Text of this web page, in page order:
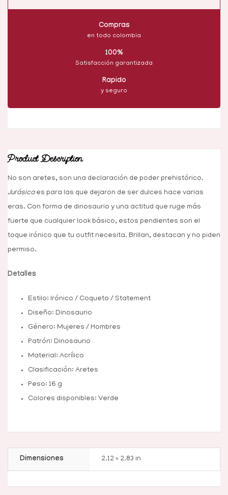
Compras
en todo colombia
100%
Satisfacción garantizada
Rapido
y seguro
Product Description
No son aretes, son una declaración de poder prehistórico.
Jurásicaes para las que dejaron de ser dulces hace varias
eras. Con forma de dinosaurio y una actitud que ruge más
fuerte que cualquier look básico, estos pendientes son el
toque irónico que tu outfit necesita. Brillan, destacan y no piden
permiso.
Detalles
Estilo: Irónico / Coqueto / Statement
Diseño: Dinosaurio
Género: Mujeres / Hombres
Patrón: Dinosaurio
Material: Acrílico
Clasificación: Aretes
Peso: 16 g
Colores disponibles: Verde
Dimensiones 2.12 × 2.83 in